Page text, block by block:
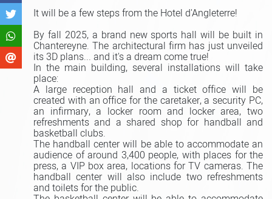
It will be a few steps from the Hotel d'Angleterre!
By fall 2025, a brand new sports hall will be built in
Chantereyne. The architectural firm has just unveiled
its 3D plans... and it's a dream come true!
In the main building, several installations will take
place:
A large reception hall and a ticket office will be
created with an office for the caretaker, a security PC,
an infirmary, a locker room and locker area, two
refreshments and a shared shop for handball and
basketball clubs.
The handball center will be able to accommodate an
audience of around 3,400 people, with places for the
press, a VIP box area, locations for TV cameras. The
handball center will also include two refreshments
and toilets for the public.